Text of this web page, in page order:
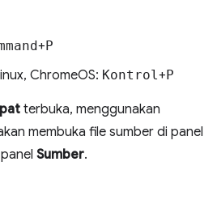
+ P
ChromeOS: Kontrol+ P
terbuka, menggunakan
membuka file sumber di panel
Sumber.